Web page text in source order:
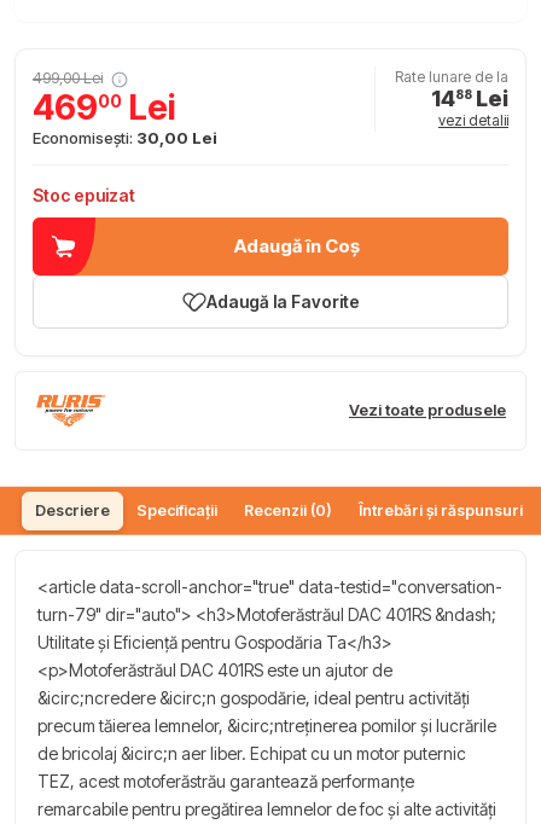
499,00 Lei
46900 Lei
Economisești: 30,00 Lei
Rate lunare de la
1488 Lei
vezi detalii
Stoc epuizat
Adaugă în Coș
Adaugă la Favorite
Vezi toate produsele
Descriere Specificații Recenzii (0) Întrebări și răspunsuri
<article data-scroll-anchor="true" data-testid="conversation-
turn-79" dir="auto"> <h3>Motoferăstrăul DAC 401RS &ndash;
Utilitate și Eficiență pentru Gospodăria Ta</h3>
<p>Motoferăstrăul DAC 401RS este un ajutor de
&icirc;ncredere &icirc;n gospodărie, ideal pentru activități
precum tăierea lemnelor, &icirc;ntreținerea pomilor și lucrările
de bricolaj &icirc;n aer liber. Echipat cu un motor puternic
TEZ, acest motoferăstrău garantează performanțe
remarcabile pentru pregătirea lemnelor de foc și alte activități